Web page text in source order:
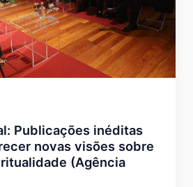
Publicações inéditas
novas visões sobre
(Agência